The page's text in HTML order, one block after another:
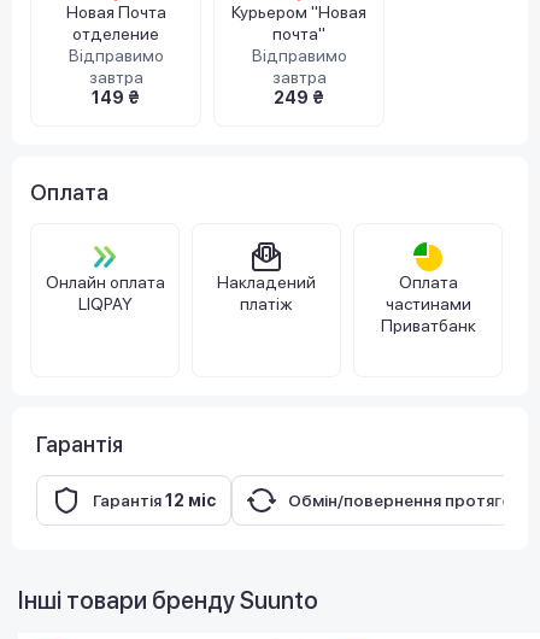
Новая Почта
отделение
Відправимо
завтра
149 ₴
Курьером "Новая
почта"
Відправимо
завтра
249 ₴
Оплата
Онлайн оплата
LIQPAY
Накладений
платіж
Оплата
частинами
Приватбанк
Гарантія
Гарантія12 міс Обмін/повернення протягом
Інші товари брендуSuunto